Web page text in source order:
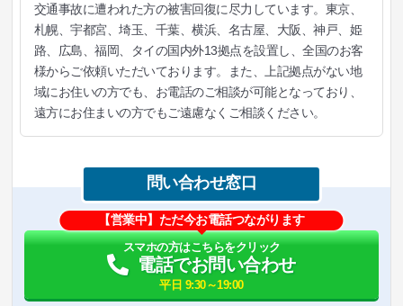
交通事故に遭われた方の被害回復に尽力しています。東京、
札幌、宇都宮、埼玉、千葉、横浜、名古屋、大阪、神戸、姫
路、広島、福岡、タイの国内外13拠点を設置し、全国のお客
様からご依頼いただいております。また、上記拠点がない地
域にお住いの方でも、お電話のご相談が可能となっており、
遠方にお住まいの方でもご遠慮なくご相談ください。
問い合わせ窓口
【営業中】ただ今お電話つながります
スマホの方はこちらをクリック
電話でお問い合わせ
平日 9:30～19:00